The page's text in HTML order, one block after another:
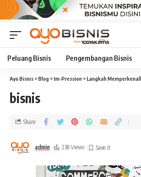
Peluang Bisnis Pengembangan Bisnis
Ayo Bisnis >Blog >Im-Pression >Langkah
bisnis
admin 238 Views
Share